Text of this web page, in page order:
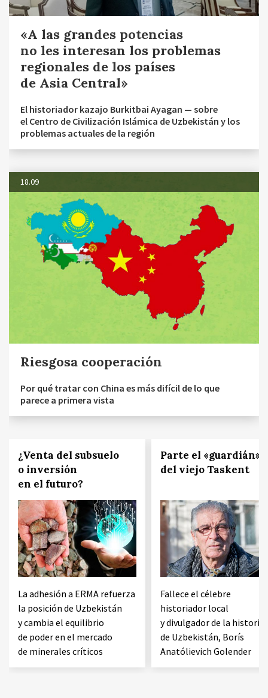
«A las grandes potencias
no les interesan los problemas
regionales de los países
de Asia Central»
El historiador kazajo Burkitbai Ayagan — sobre
el Centro de Civilización Islámica de Uzbekistán y los
problemas actuales de la región
18.09
Riesgosa cooperación
Por qué tratar con China es más difícil de lo que
parece a primera vista
¿Venta del subsuelo
o inversión
en el futuro?
La adhesión a ERMA refuerza
la posición de Uzbekistán
y cambia el equilibrio
de poder en el mercado
de minerales críticos
Parte el «guardián»
del viejo Taskent
Fallece el célebre
historiador local
y divulgador de la historia
de Uzbekistán, Borís
Anatólievich Golender